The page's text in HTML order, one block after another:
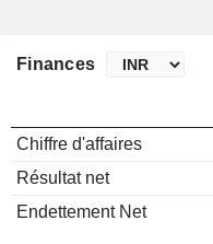
Finances
Chiffre d'affaires
Résultat net
Endettement Net